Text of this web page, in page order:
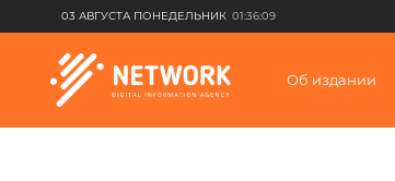
03 АВГУСТА ПОНЕДЕЛЬНИК 01:36:09
Об издании